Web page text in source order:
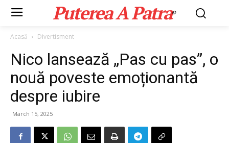
Puterea A Patra©
Acasă Divertisment
Nico lansează „Pas cu pas”, o
nouă poveste emoționantă
despre iubire
March 15, 2025